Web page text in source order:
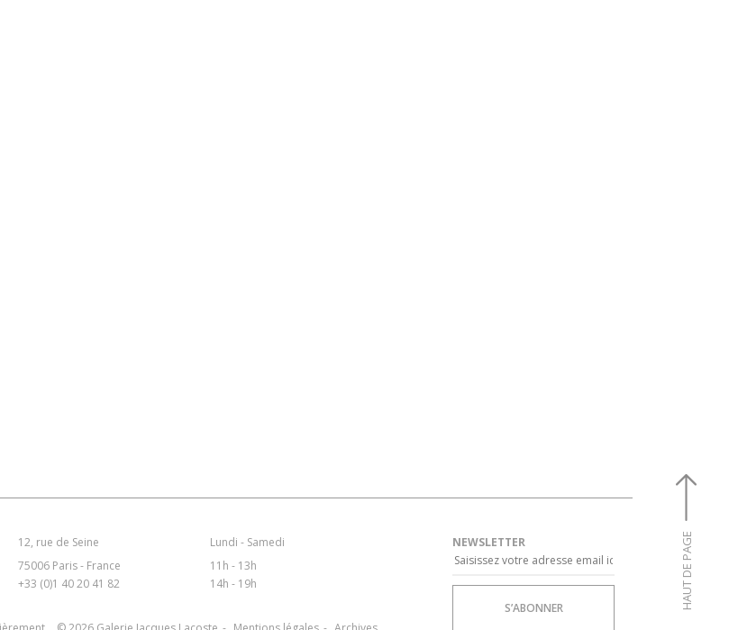
HAUT DE PAGE
12, rue de Seine
75006 Paris - France
+33 (0)1 40 20 41 82
Lundi - Samedi
11h - 13h
14h - 19h
NEWSLETTER